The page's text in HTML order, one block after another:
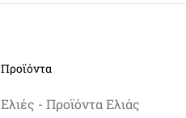
Προϊόντα
Ελιές - Προϊόντα Ελιάς